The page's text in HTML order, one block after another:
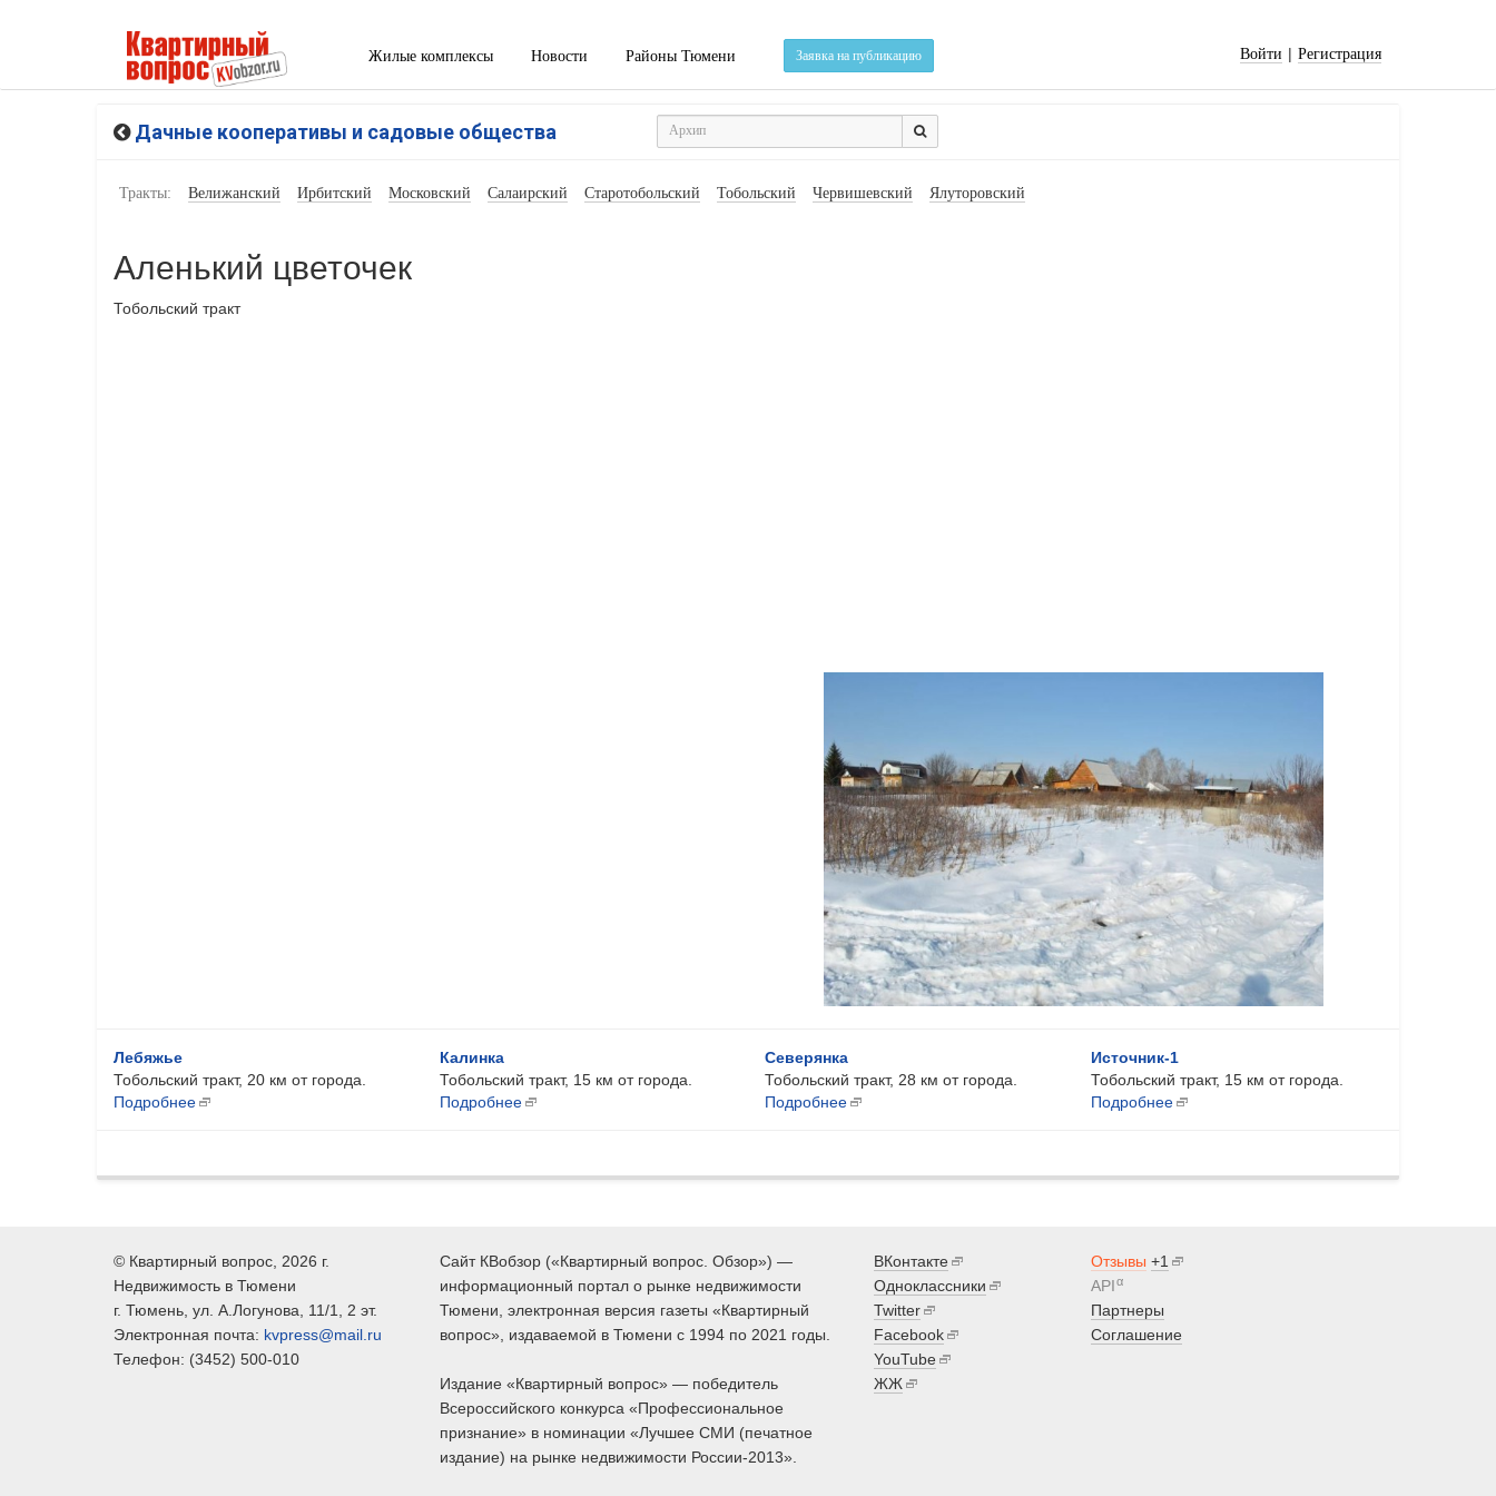
Жилые комплексы Новости Районы Тюмени Заявка на публикацию Войти | Регистрация
Дачные кооперативы и садовые общества
Тракты: Велижанский Ирбитский Московский Салаирский Старотобольский Тобольский Червишевский Ялуторовский
Аленький цветочек
Тобольский тракт
Лебяжье
Тобольский тракт, 20 км от города.
Подробнее
Калинка
Тобольский тракт, 15 км от города.
Подробнее
Северянка
Тобольский тракт, 28 км от города.
Подробнее
Источник-1
Тобольский тракт, 15 км от города.
Подробнее
© Квартирный вопрос , 2026 г.
Недвижимость в Тюмени
г. Тюмень , ул. А.Логунова, 11/1, 2 эт.
Электронная почта: kvpress@mail.ru
Телефон: (3452) 500-010
Сайт КВобзор («Квартирный вопрос. Обзор») —
информационный портал о рынке недвижимости
Тюмени, электронная версия газеты «Квартирный
вопрос», издаваемой в Тюмени с 1994 по 2021 годы.
Издание «Квартирный вопрос» — победитель
Всероссийского конкурса «Профессиональное
признание» в номинации «Лучшее СМИ (печатное
издание) на рынке недвижимости России-2013».
ВКонтакте
Одноклассники
Twitter
Facebook
YouTube
ЖЖ
Отзывы +1
APIα
Партнеры
Соглашение